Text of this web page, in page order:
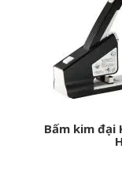
Bấm kim đại